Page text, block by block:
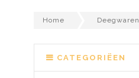
Home Deegwaren
CATEGORIËEN